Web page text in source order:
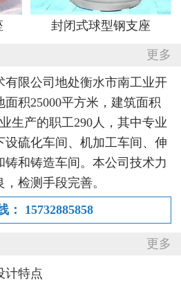
封闭式球型钢支座
更多
限公司地处衡水市南工业开
积25000平方米，建筑面积
生产的职工290人，其中专业
设硫化车间、机加工车间、伸
和铸造车间。本公司技术力
检测手段完善。
：
15732885858
更多
计特点